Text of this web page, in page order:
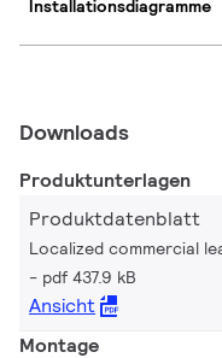
Installationsdiagramme
Downloads
Produktunterlagen
Produktdatenblatt
Localized commercial
pdf 437.9 kB
Ansicht
Montage